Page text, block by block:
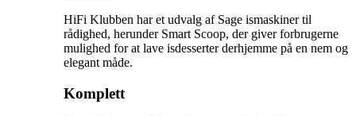
HiFi Klubben har et udvalg af Sage ismaskiner til
rådighed, herunder Smart Scoop, der giver forbrugerne
mulighed for at lave isdesserter derhjemme på en nem og
elegant måde.
Komplett